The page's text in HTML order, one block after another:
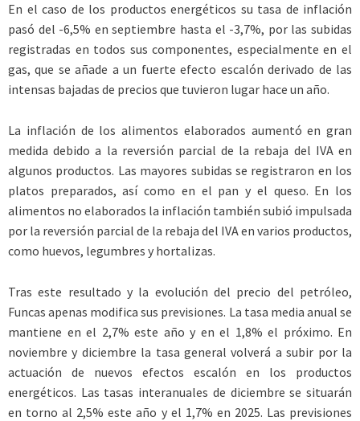
En el caso de los productos energéticos su tasa de inflación
pasó del -6,5% en septiembre hasta el -3,7%, por las subidas
registradas en todos sus componentes, especialmente en el
gas, que se añade a un fuerte efecto escalón derivado de las
intensas bajadas de precios que tuvieron lugar hace un año.
La inflación de los alimentos elaborados aumentó en gran
medida debido a la reversión parcial de la rebaja del IVA en
algunos productos. Las mayores subidas se registraron en los
platos preparados, así como en el pan y el queso. En los
alimentos no elaborados la inflación también subió impulsada
por la reversión parcial de la rebaja del IVA en varios productos,
como huevos, legumbres y hortalizas.
Tras este resultado y la evolución del precio del petróleo,
Funcas apenas modifica sus previsiones. La tasa media anual se
mantiene en el 2,7% este año y en el 1,8% el próximo. En
noviembre y diciembre la tasa general volverá a subir por la
actuación de nuevos efectos escalón en los productos
energéticos. Las tasas interanuales de diciembre se situarán
en torno al 2,5% este año y el 1,7% en 2025. Las previsiones